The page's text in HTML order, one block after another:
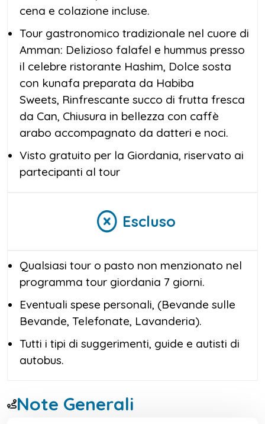
cena e colazione incluse.
Tour gastronomico tradizionale nel cuore di
Amman: Delizioso falafel e hummus presso
il celebre ristorante Hashim, Dolce sosta
con kunafa preparata da Habiba
Sweets, Rinfrescante succo di frutta fresca
da Can, Chiusura in bellezza con caffè
arabo accompagnato da datteri e noci.
Visto gratuito per la Giordania, riservato ai
partecipanti al tour
Escluso
Qualsiasi tour o pasto non menzionato nel
programma tour giordania 7 giorni.
Eventuali spese personali, (Bevande sulle
Bevande, Telefonate, Lavanderia).
Tutti i tipi di suggerimenti, guide e autisti di
autobus.
Note Generali